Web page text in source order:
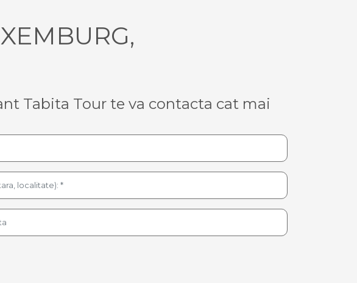
Tabita Tour te va contacta cat mai